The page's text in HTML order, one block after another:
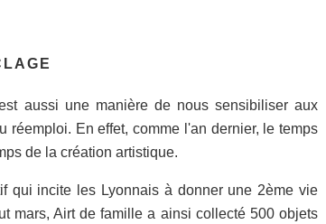
aussi une manière de nous sensibiliser aux
réemploi. En effet, comme l'an dernier, le temps
de la création artistique.
qui incite les Lyonnais à donner une 2ème vie
mars, Airt de famille a ainsi collecté 500 objets